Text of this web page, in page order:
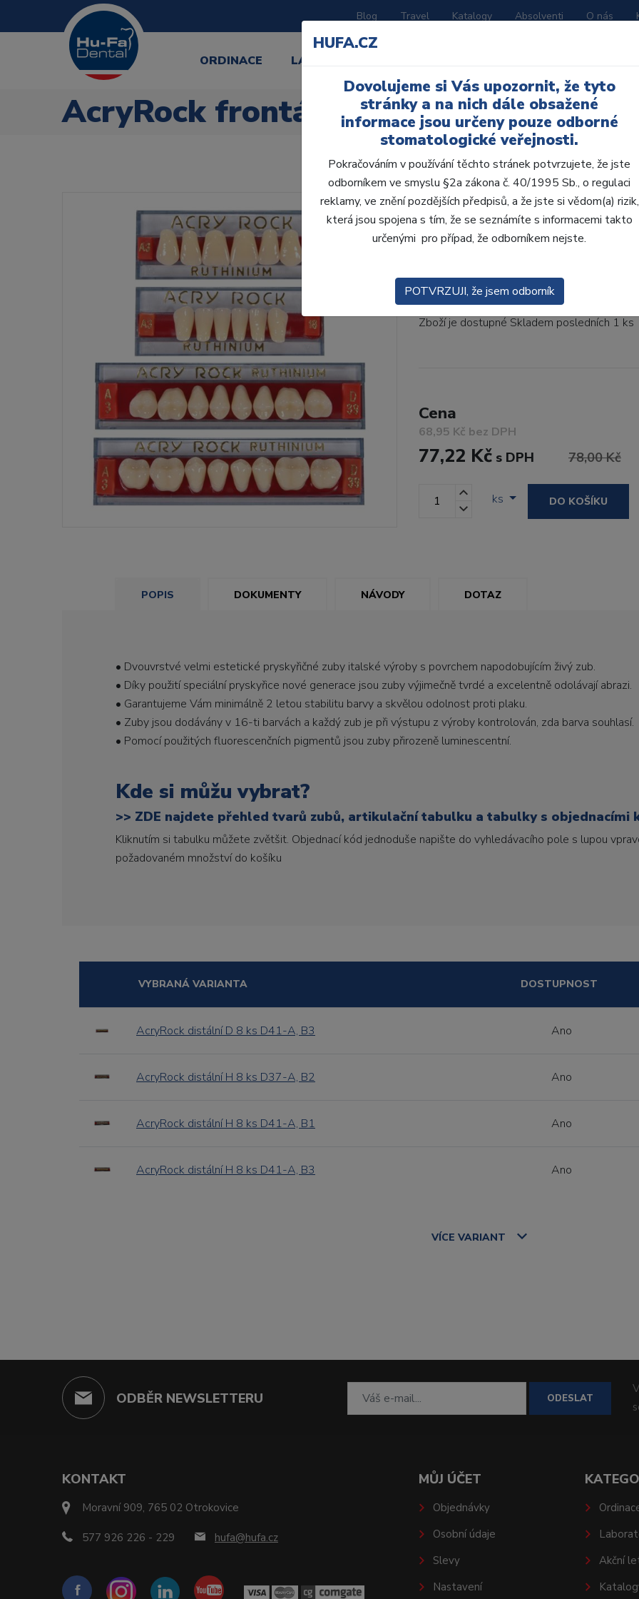
Blog Travel Katalogy Absolventi O nás
ORDINACE LABORATOŘ
AcryRock frontální D
AcryRock frontální D
• Dvouvrstvé velmi estetické pryskyřičné
zub.• Díky použití speciální pryskyřice
Kód produktu: 801641
Zboží je dostupné Skladem posledních 1 ks
Cena
68,95 Kč bez DPH
77,22 Kč s DPH 78,00 Kč
ks DO KOŠÍKU
POPIS DOKUMENTY NÁVODY DOTAZ
• Dvouvrstvé velmi estetické pryskyřičné zuby italské výroby s povrchem napodobujícím živý zub.
• Díky použití speciální pryskyřice nové generace jsou zuby výjimečně tvrdé a excelentně odolávají abrazi.
• Garantujeme Vám minimálně 2 letou stabilitu barvy a skvělou odolnost proti plaku.
• Zuby jsou dodávány v 16-ti barvách a každý zub je při výstupu z výroby kontrolován, zda barva souhlasí.
• Pomocí použitých fluorescenčních pigmentů jsou zuby přirozeně luminescentní.
Kde si můžu vybrat?
>> ZDE najdete přehled tvarů zubů, artikulační tabulku a tabulky s objednacími
Kliknutím si tabulku můžete zvětšit. Objednací kód jednoduše napište do vyhledávacího pole s lupou
požadovaném množství do košíku
VYBRANÁ VARIANTA DOSTUPNOST
AcryRock distální D 8 ks D41-A, B3 Ano
AcryRock distální H 8 ks D37-A, B2 Ano
AcryRock distální H 8 ks D41-A, B1 Ano
AcryRock distální H 8 ks D41-A, B3 Ano
VÍCE VARIANT
ODBĚR NEWSLETTERU ODESLAT
KONTAKT
Moravní 909, 765 02 Otrokovice
577 926 226 - 229 hufa@hufa.cz
MŮJ ÚČET
Objednávky
Osobní údaje
Slevy
Nastavení
Akční
HUFA.CZ
Dovolujeme si Vás upozornit, že tyto
stránky a na nich dále obsažené
informace jsou určeny pouze odborné
stomatologické veřejnosti.
Pokračováním v používání těchto stránek potvrzujete, že jste
odborníkem ve smyslu §2a zákona č. 40/1995 Sb., o regulaci
reklamy, ve znění pozdějších předpisů, a že jste si vědom(a) rizik,
která jsou spojena s tím, že se seznámíte s informacemi takto
určenými pro případ, že odborníkem nejste.
POTVRZUJI, že jsem odborník